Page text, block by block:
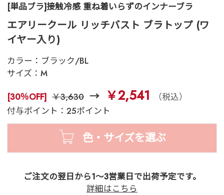
[単品ブラ]接触冷感 重ね着いらずのインナーブラ
エアリークール リッチバスト ブラトップ (ワ
イヤー入り)
カラー： ブラック/BL
サイズ： M
[30％OFF] ￥3,630 ￥2,541
（税込）
付与ポイント：25ポイント
色・サイズを選ぶ
ご注文の翌日から1～3営業日で出荷予定です。
詳細はこちら